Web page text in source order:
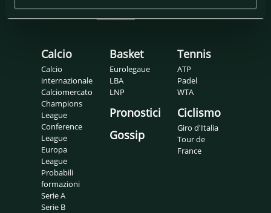
Calcio
Calcio
internazionale
Calciomercato
Champions
League
Conference
League
Europa
League
Probabili
formazioni
Serie A
Serie B
Basket
Eurolegaue
LBA
LNP
Pronostici
Gossip
Tennis
ATP
Padel
WTA
Ciclismo
Giro d'Italia
Tour de
France